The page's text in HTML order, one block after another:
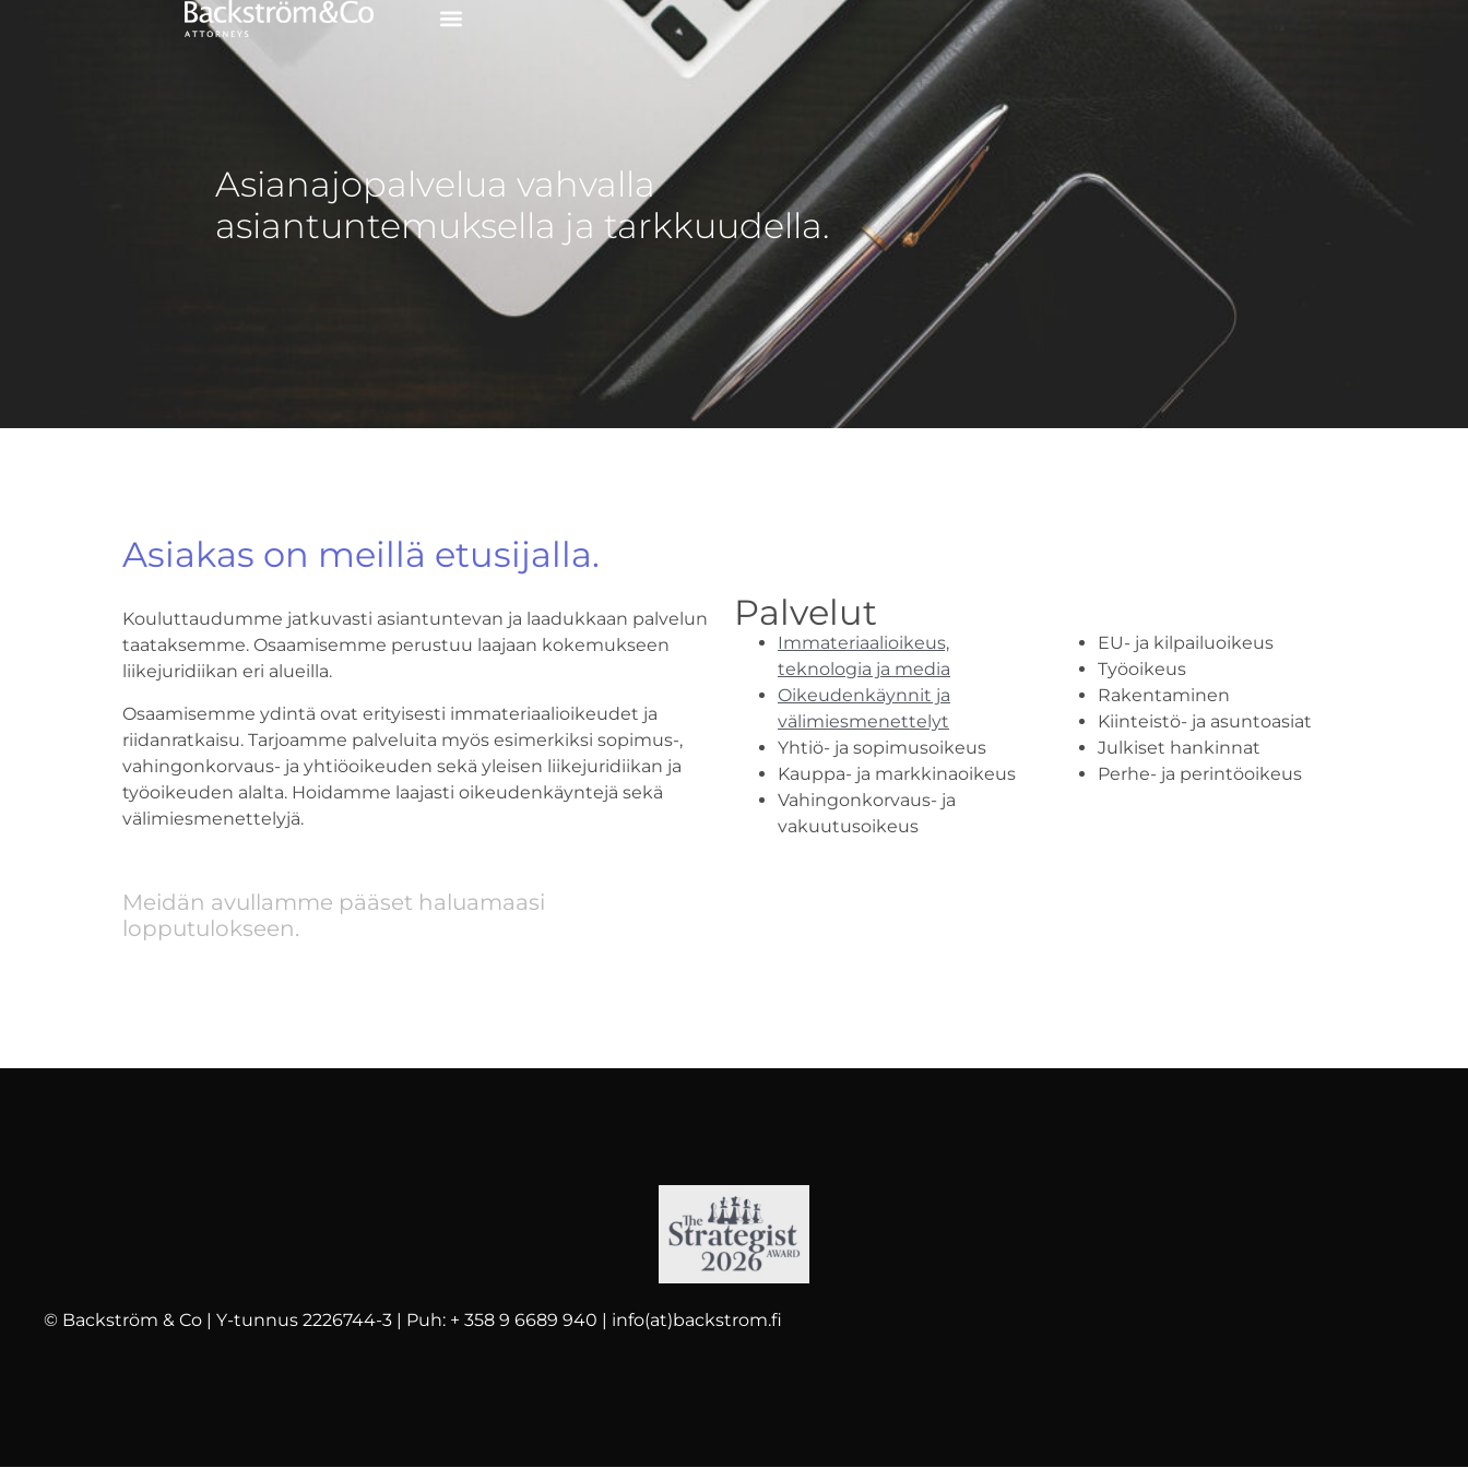
Asianajopalvelua vahvalla
asiantuntemuksella ja tarkkuudella.
Asiakas on meillä etusijalla.
Kouluttaudumme jatkuvasti asiantuntevan ja laadukkaan palvelun
taataksemme. Osaamisemme perustuu laajaan kokemukseen
liikejuridiikan eri alueilla.
Osaamisemme ydintä ovat erityisesti immateriaalioikeudet ja
riidanratkaisu. Tarjoamme palveluita myös esimerkiksi sopimus-,
vahingonkorvaus- ja yhtiöoikeuden sekä yleisen liikejuridiikan ja
työoikeuden alalta. Hoidamme laajasti oikeudenkäyntejä sekä
välimiesmenettelyjä.
Meidän avullamme pääset haluamaasi
lopputulokseen.
Palvelut
Immateriaalioikeus,
teknologia ja media
Oikeudenkäynnit ja
välimiesmenettelyt
Yhtiö- ja sopimusoikeus
Kauppa- ja markkinaoikeus
Vahingonkorvaus- ja
vakuutusoikeus
EU- ja kilpailuoikeus
Työoikeus
Rakentaminen
Kiinteistö- ja asuntoasiat
Julkiset hankinnat
Perhe- ja perintöoikeus
© Backström & Co | Y-tunnus 2226744-3 | Puh: + 358 9 6689 940 | info(at)backstrom.fi